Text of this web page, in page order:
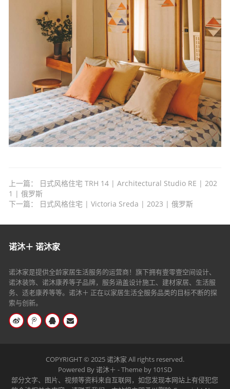
上一篇： 日式风格住宅 TRH 14 | Architectural Studio RE | 202
1 | 俄罗斯
下一篇： 日式风格住宅 | Victoria Sreda | 2023 | 俄罗斯
诺沐＋ 诺沐家
诺沐家是提供全龄家居生活服务的运营商！旗下拥有壹零壹空间设计、
诺沐装饰、诺沐康养等子品牌，服务涵盖设计施工、建材家居、生活服
务、适老康养等等。诺沐＋ 正在以家居生活全服务品类的目标不断的探
索与创新。
COPYRIGHT © 2025 诺沐家 All rights reserved.
Powered By诺沐＋ - Theme by 101SD
部分文字、图片、视频等资料来自互联网，如您发现本网站上有侵犯您